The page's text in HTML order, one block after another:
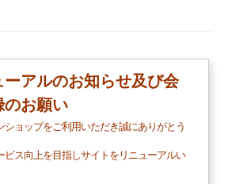
アルのお知らせ及び会
のお願い
ショップをご利用いただき誠にありがとう
ビス向上を目指しサイトをリニューアルい